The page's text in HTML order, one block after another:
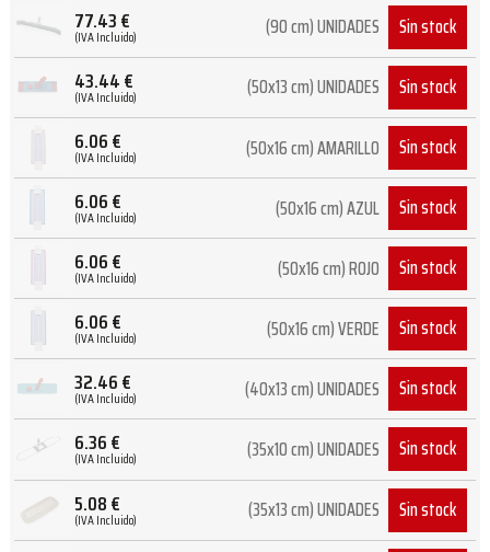
77.43€
(IVA Incluido) (90 cm) UNIDADES Sin stock
43.44€
(IVA Incluido) (50x13 cm) UNIDADES Sin stock
6.06€
(IVA Incluido) (50x16 cm) AMARILLO Sin stock
6.06€
(IVA Incluido) (50x16 cm) AZUL Sin stock
6.06€
(IVA Incluido) (50x16 cm) ROJO Sin stock
6.06€
(IVA Incluido) (50x16 cm) VERDE Sin stock
32.46€
(IVA Incluido) (40x13 cm) UNIDADES Sin stock
6.36€
(IVA Incluido) (35x10 cm) UNIDADES Sin stock
5.08€
(IVA Incluido) (35x13 cm) UNIDADES Sin stock